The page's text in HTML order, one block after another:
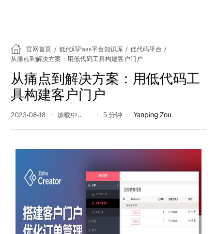
官网首页 / 低代码Paas平台知识库 / 低代码平台 /
从痛点到解决方案：用低代码工具构建客户门户
从痛点到解决方案：用低代码工
具构建客户门户
2023-08-18 260 阅读量 5 分钟 Yanping Zou